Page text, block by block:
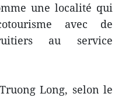
une localité qui
avec de
au service
Long, selon le